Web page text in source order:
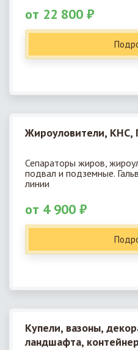
от 22 800 ₽
Жироуловители, КНС,
Сепараторы жиров,
подвал и подземные.
линии
от 4 900 ₽
Купели, вазоны,
ландшафта,